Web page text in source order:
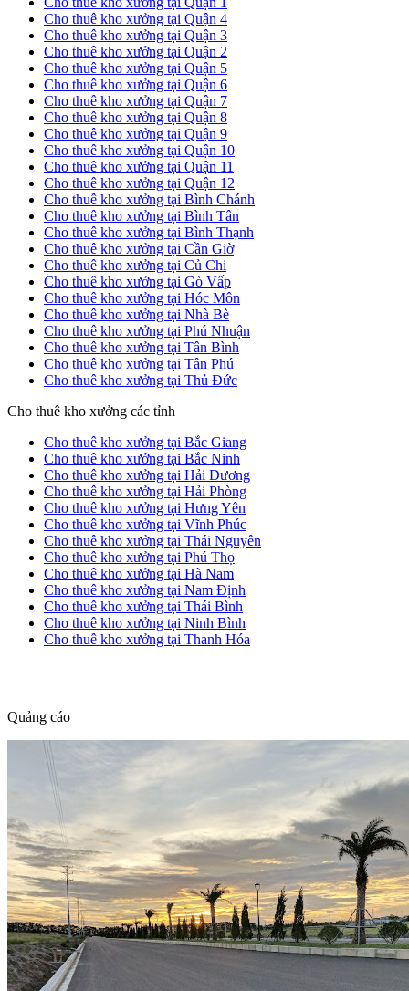
Cho thuê kho xưởng tại Quận 4
Cho thuê kho xưởng tại Quận 3
Cho thuê kho xưởng tại Quận 2
Cho thuê kho xưởng tại Quận 5
Cho thuê kho xưởng tại Quận 6
Cho thuê kho xưởng tại Quận 7
Cho thuê kho xưởng tại Quận 8
Cho thuê kho xưởng tại Quận 9
Cho thuê kho xưởng tại Quận 10
Cho thuê kho xưởng tại Quận 11
Cho thuê kho xưởng tại Quận 12
Cho thuê kho xưởng tại Bình Chánh
Cho thuê kho xưởng tại Bình Tân
Cho thuê kho xưởng tại Bình Thạnh
Cho thuê kho xưởng tại Cần Giờ
Cho thuê kho xưởng tại Củ Chi
Cho thuê kho xưởng tại Gò Vấp
Cho thuê kho xưởng tại Hóc Môn
Cho thuê kho xưởng tại Nhà Bè
Cho thuê kho xưởng tại Phú Nhuận
Cho thuê kho xưởng tại Tân Bình
Cho thuê kho xưởng tại Tân Phú
Cho thuê kho xưởng tại Thủ Đức
Cho thuê kho xưởng các tỉnh
Cho thuê kho xưởng tại Bắc Giang
Cho thuê kho xưởng tại Bắc Ninh
Cho thuê kho xưởng tại Hải Dương
Cho thuê kho xưởng tại Hải Phòng
Cho thuê kho xưởng tại Hưng Yên
Cho thuê kho xưởng tại Vĩnh Phúc
Cho thuê kho xưởng tại Thái Nguyên
Cho thuê kho xưởng tại Phú Thọ
Cho thuê kho xưởng tại Hà Nam
Cho thuê kho xưởng tại Nam Định
Cho thuê kho xưởng tại Thái Bình
Cho thuê kho xưởng tại Ninh Bình
Cho thuê kho xưởng tại Thanh Hóa
Quảng cáo